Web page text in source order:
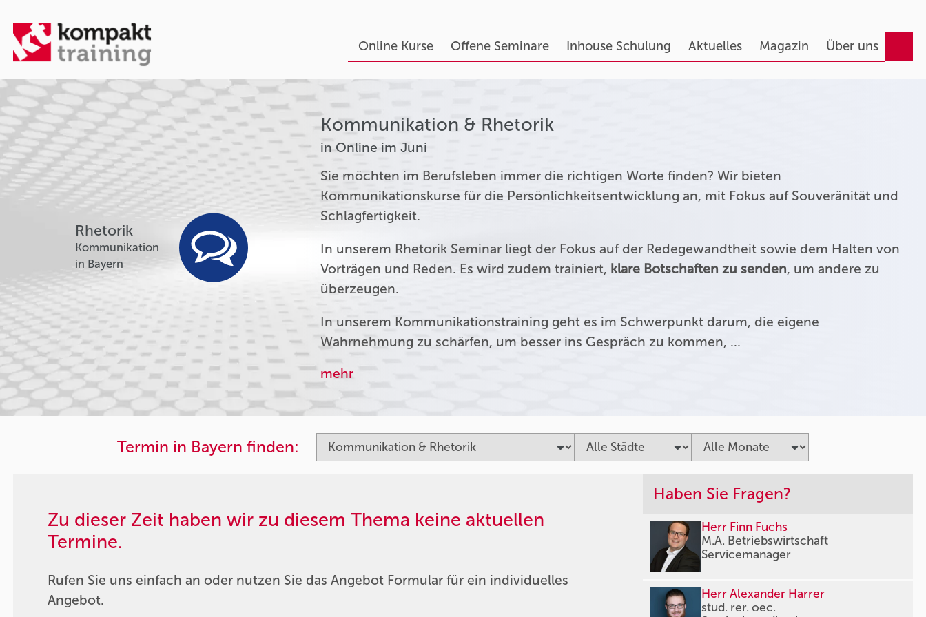
Online Kurse Offene Seminare Inhouse Schulung Aktuelles Magazin Über uns
Rhetorik
Kommunikation
in Bayern
Kommunikation & Rhetorik
in Online im Juni
Sie möchten im Berufsleben immer die richtigen Worte finden? Wir bieten
Kommunikationskurse für die Persönlichkeitsentwicklung an, mit Fokus auf Souveränität und
Schlagfertigkeit.
In unserem Rhetorik Seminar liegt der Fokus auf der Redegewandtheit sowie dem Halten von
Vorträgen und Reden. Es wird zudem trainiert, klare Botschaften zu senden, um andere zu
überzeugen.
In unserem Kommunikationstraining geht es im Schwerpunkt darum, die eigene
Wahrnehmung zu schärfen, um besser ins Gespräch zu kommen, …
mehr
Termin in Bayern finden:
Zu dieser Zeit haben wir zu diesem Thema keine aktuellen
Termine.
Rufen Sie uns einfach an oder nutzen Sie das Angebot Formular für ein individuelles
Angebot.
Haben Sie Fragen?
Herr Finn Fuchs
M.A. Betriebswirtschaft
Servicemanager
Herr Alexander Harrer
stud. rer. oec.